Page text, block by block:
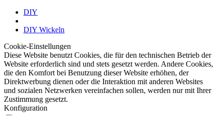
DIY
DIY Wickeln
Cookie-Einstellungen
Diese Website benutzt Cookies, die für den technischen Betrieb der
Website erforderlich sind und stets gesetzt werden. Andere Cookies,
die den Komfort bei Benutzung dieser Website erhöhen, der
Direktwerbung dienen oder die Interaktion mit anderen Websites
und sozialen Netzwerken vereinfachen sollen, werden nur mit Ihrer
Zustimmung gesetzt.
Konfiguration